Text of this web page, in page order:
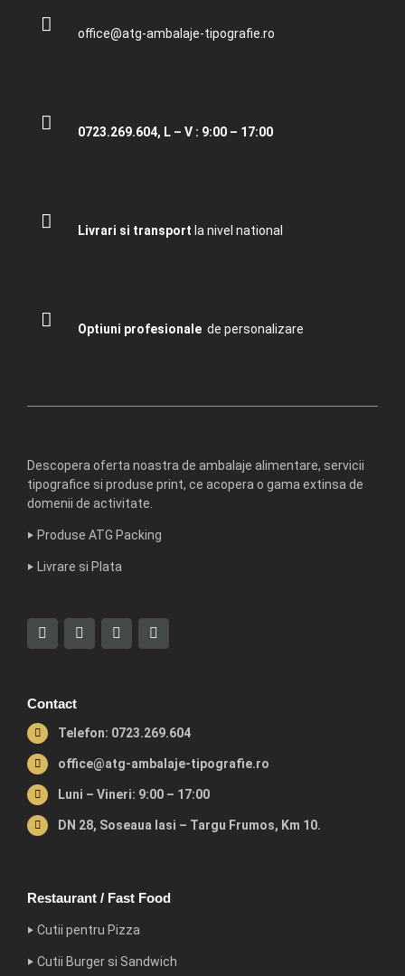
office@atg-ambalaje-tipografie.ro
0723.269.604, L – V : 9:00 – 17:00
Livrari si transport la nivel national
Optiuni profesionale de personalizare
Descopera oferta noastra de ambalaje alimentare, servicii
tipografice si produse print, ce acopera o gama extinsa de
domenii de activitate.
‣ Produse ATG Packing
‣ Livrare si Plata
Contact
Telefon: 0723.269.604
office@atg-ambalaje-tipografie.ro
Luni – Vineri: 9:00 – 17:00
DN 28, Soseaua Iasi – Targu Frumos, Km 10.
Restaurant / Fast Food
‣ Cutii pentru Pizza
‣ Cutii Burger si Sandwich